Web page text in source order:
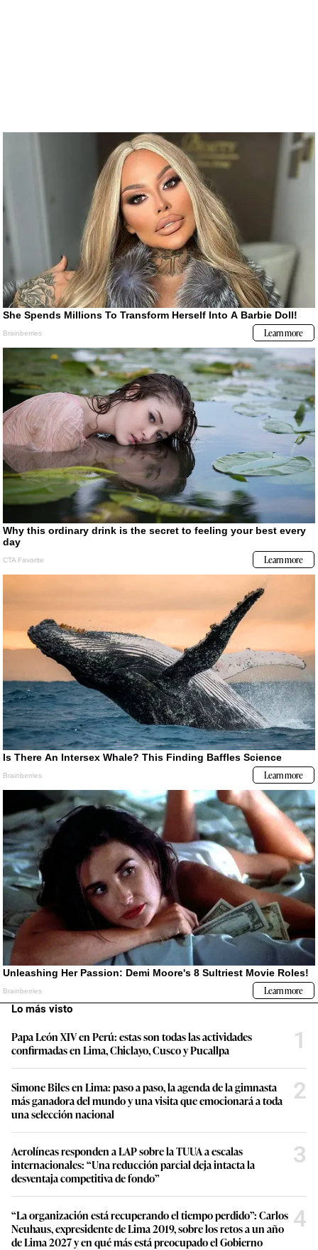
Lo más visto
Papa León XIV en Perú: estas son todas las actividades
confirmadas en Lima, Chiclayo, Cusco y Pucallpa
1
Simone Biles en Lima: paso a paso, la agenda de la gimnasta
más ganadora del mundo y una visita que emocionará a toda
una selección nacional
2
Aerolíneas responden a LAP sobre la TUUA a escalas
internacionales: “Una reducción parcial deja intacta la
desventaja competitiva de fondo”
3
“La organización está recuperando el tiempo perdido”: Carlos
Neuhaus, expresidente de Lima 2019, sobre los retos a un año
de Lima 2027 y en qué más está preocupado el Gobierno
4